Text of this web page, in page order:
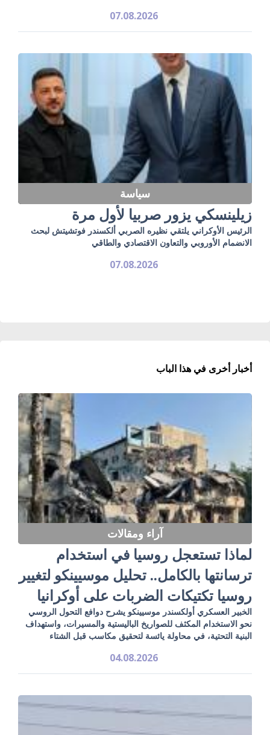
07.08.2026
سياسة
زيلينسكي يزور صربيا لأول مرة
الرئيس الأوكراني يلتقي نظيره الصربي ألكسندر فوتشيتش لبحث
الانضمام الأوروبي والتعاون الاقتصادي والطاقي
07.08.2026
أخبار أخرى في هذا الباب
آراء ومقالات
لماذا تستعجل روسيا في استخدام
ترسانتها بالكامل.. تحليل موسيينكو لتغيير
روسيا تكتيكات الضربات على أوكرانيا
الخبير العسكري أولكسندر موسيينكو يشرح دوافع التحول الروسي
نحو الاستخدام المكثف للصواريخ الباليستية والمسيرات، واستهداف
البنية التحتية، في محاولة يائسة لتحقيق مكاسب قبل الشتاء
04.08.2026